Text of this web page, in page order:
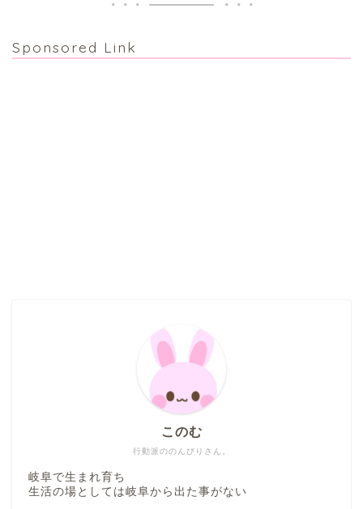
Sponsored Link
行動派ののんびりさん。
このむ
岐阜で生まれ育ち
生活の場としては岐阜から出た事がない